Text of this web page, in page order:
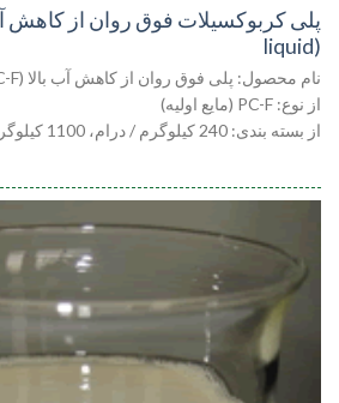
liquid)
نام محصول: پلی فوق روان از کاهش آب بالا (PC-F)
از نوع: PC-F (مایع اولیه)
از بسته بندی: 240 کیلوگرم / درام، 1100 کیلوگرم / IBC مخزن